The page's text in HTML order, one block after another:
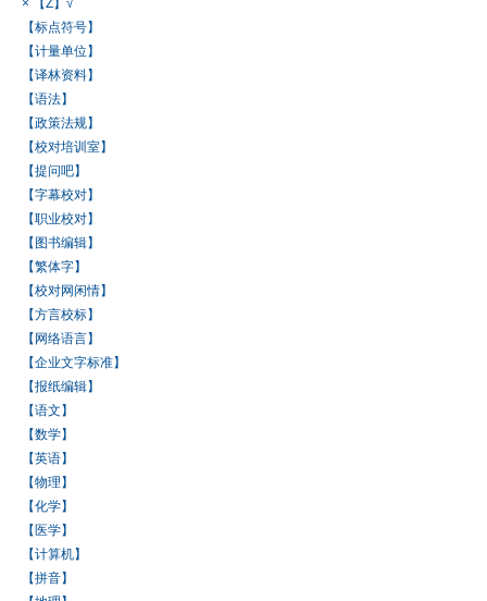
× 【Z】√
【标点符号】
【计量单位】
【译林资料】
【语法】
【政策法规】
【校对培训室】
【提问吧】
【字幕校对】
【职业校对】
【图书编辑】
【繁体字】
【校对网闲情】
【方言校标】
【网络语言】
【企业文字标准】
【报纸编辑】
【语文】
【数学】
【英语】
【物理】
【化学】
【医学】
【计算机】
【拼音】